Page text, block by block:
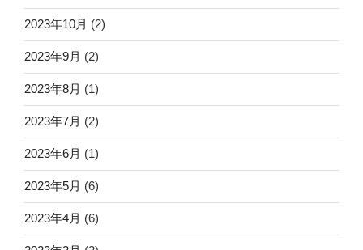
2023年10月 (2)
2023年9月 (2)
2023年8月 (1)
2023年7月 (2)
2023年6月 (1)
2023年5月 (6)
2023年4月 (6)